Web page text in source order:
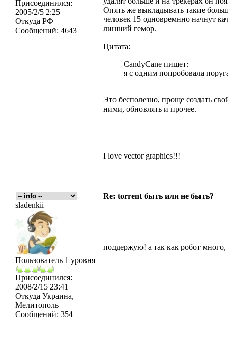
Присоединился:
2005/2/5 2:25
Откуда РФ
Сообщений: 4643
Опять же выкладывать такие
человек 15 одновремнно начнут
лишний гемор.
Цитата:
CandyCane пишет:
я с одним попробовала
Это бесполезно, проще создать
ними, обновлять и прочее.
I love vector graphics!!!
Re: torrent быть или не быть?
sladenkii
Пользователь 1 уровня
Присоединился:
2008/2/15 23:41
Откуда Украина,
Мелитополь
Сообщений: 354
поддержую! а так как робот